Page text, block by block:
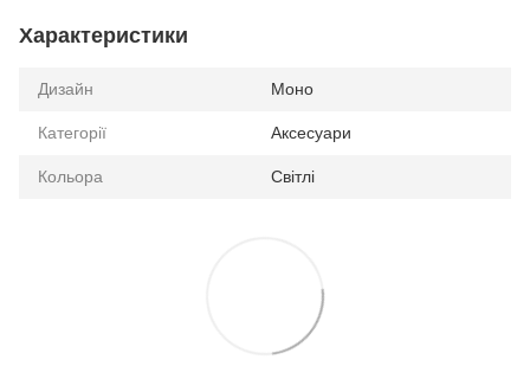
Характеристики
Дизайн Моно
Категорії Аксесуари
Кольора Світлі